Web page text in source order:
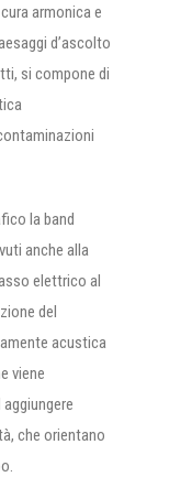
armonica e
d’ascolto
si compone di
la band
anche alla
elettrico al
del
acustica
viene
che orientano